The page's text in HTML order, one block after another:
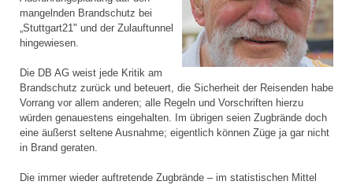
mangelnden Brandschutz bei
„Stuttgart21" und der Zulauftunnel
hingewiesen.
Die DB AG weist jede Kritik am
Brandschutz zurück und beteuert, die Sicherheit der Reisenden habe
Vorrang vor allem anderen; alle Regeln und Vorschriften hierzu
würden genauestens eingehalten. Im übrigen seien Zugbrände doch
eine äußerst seltene Ausnahme; eigentlich können Züge ja gar nicht
in Brand geraten.
Die immer wieder auftretende Zugbrände – im statistischen Mittel